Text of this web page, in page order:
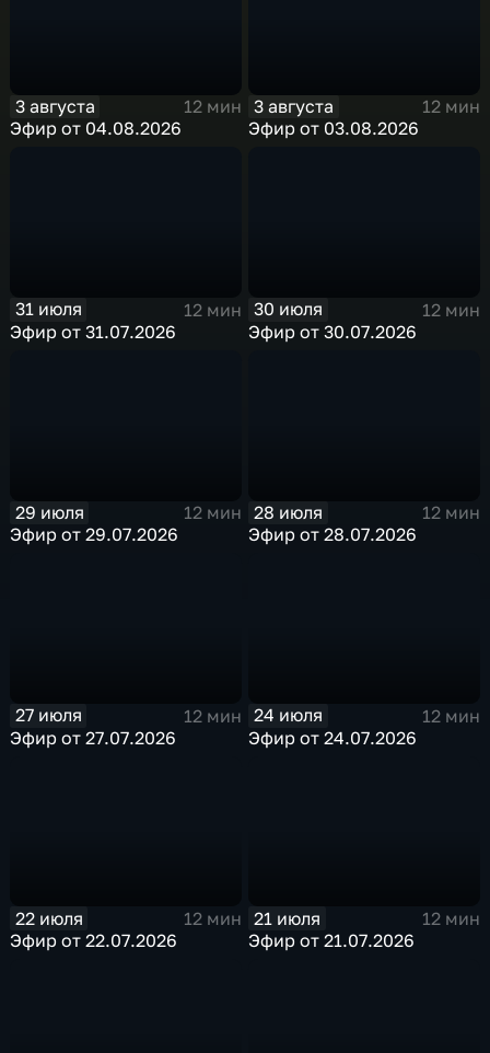
3 августа
12 мин
Эфир от 04.08.2026
3 августа
12 мин
Эфир от 03.08.2026
31 июля
12 мин
Эфир от 31.07.2026
30 июля
12 мин
Эфир от 30.07.2026
29 июля
12 мин
Эфир от 29.07.2026
28 июля
12 мин
Эфир от 28.07.2026
27 июля
12 мин
Эфир от 27.07.2026
24 июля
12 мин
Эфир от 24.07.2026
22 июля
12 мин
Эфир от 22.07.2026
21 июля
12 мин
Эфир от 21.07.2026